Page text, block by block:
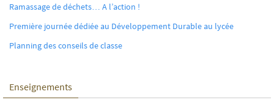
Ramassage de déchets… A l’action !
Première journée dédiée au Développement Durable au lycée
Planning des conseils de classe
Enseignements